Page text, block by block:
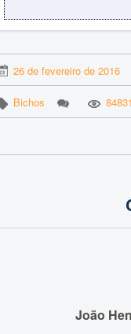
26 de fevereiro de 2016
Bichos
João